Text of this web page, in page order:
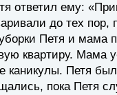
ответил ему:
до тех
Петя и
квартиру. Мама
каникулы. Петя
пока Петя